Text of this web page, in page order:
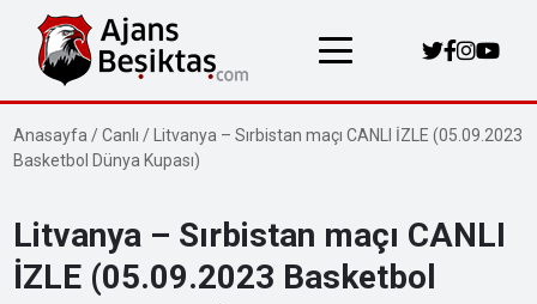
Anasayfa /Canlı /
Litvanya – Sırbistan maçı CANLI İZLE (05.09.2023
Basketbol Dünya Kupası)
Litvanya – Sırbistan maçı CANLI
İZLE (05.09.2023 Basketbol